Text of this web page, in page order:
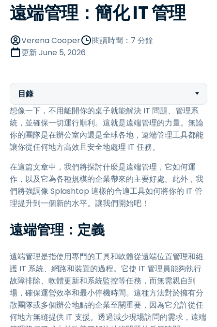
遠端管理：簡化 IT 管理
Verena Cooper
閱讀時間：7 分鐘
更新June 5, 2026
目錄
想像一下，不用離開你的桌子就能解決 IT 問題、管理系
統，並確保一切運行順利。這就是遠端管理的力量。無論
你的團隊是在辦公室內還是全球各地，遠端管理工具都能
讓你從任何地方高效且安全地處理 IT 任務。
在這篇文章中，我們將探討什麼是遠端管理，它如何運
作，以及它為各種規模的企業帶來的主要好處。此外，我
們將強調像 Splashtop 這樣的合適工具如何將你的 IT 管
理提升到一個新的水平。讓我們開始吧！
遠端管理：定義
遠端管理是指使用專門的工具和軟體從遠端位置管理和維
護 IT 系統、網路和裝置的過程。它使 IT 管理員能夠執行
故障排除、軟體更新和系統監控等任務，而無需親自到
場，確保運營效率和最小停機時間。這種方法對於擁有分
散團隊或多個辦公地點的企業至關重要，因為它允許從任
何地方無縫提供 IT 支援。透過減少現場訪問的需求，遠端